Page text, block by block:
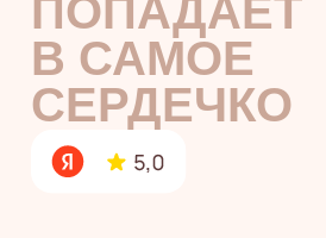
Для приготовления используем
только свежие продукты
от проверенных поставщиков
Не используем сырой яичный
чтобы исключить риск
заражения сальмонеллой